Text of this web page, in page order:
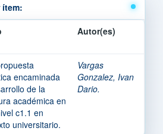
Autor(es)
encaminada
de la
académica en
c1.1 en
universitario.
Vargas
Gonzalez, Ivan
Dario.